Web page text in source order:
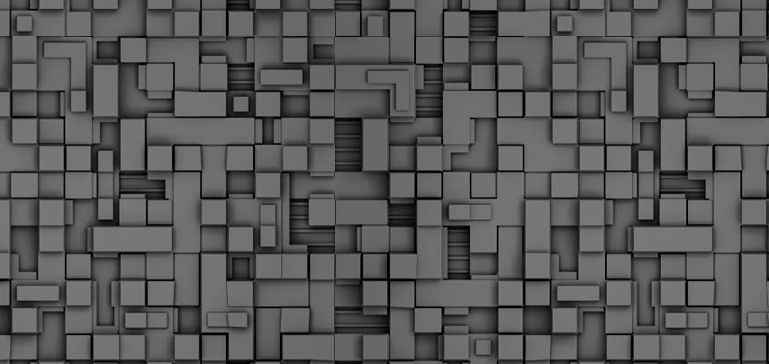
Τον απολογισμό των δράσεων ελέγχου για τα ζώα συντροφιάς
κατά το δίμηνο Ιανουαρίου – Φεβρουαρίου 2026 παρουσιάζει η
Δημοτική Αστυνομία Θεσσαλονίκης, με στόχο την προστασία των
ζώων και την ομαλή συμβίωση στην πόλη.
FEB
18
ΣτΕ: Οριστική απόρριψη της επαναφοράς του 13ου
και 14ου μισθού για τους δημοσίους υπαλλήλους
Με την απόφαση αυτή, το ΣτΕ απορρίπτει οριστικά τις
αξιώσεις των δημοσίων υπαλλήλων για επαναφορά των
δώρων, επικυρώνοντας την τρέχουσα κατάσταση παρά τις
αντιδράσεις της ΑΔΕΔΥ
Το ΣτΕ απέρριψε οριστικά την προσφυγή της ΑΔΕΔΥ και ενός
εκπαιδευτικού για την επαναφορά των δώρων Χριστουγέννων,
Πάσχα και θερινής άδειας (13ος και 14ος μισθός) στους
εργαζόμενους του δημόσιου τομέα, κλείνοντας μια μακρά